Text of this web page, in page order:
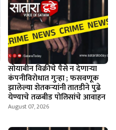
सोयाबीन विक्रीचे पैसे न देणार्‍या
कंपनीविरोधात गुन्हा ; फसवणूक
झालेल्या शेतकर्‍यांनी तातडीने पुढे
येण्याचे तळबीड पोलिसांचे आवाहन
August 07, 2026